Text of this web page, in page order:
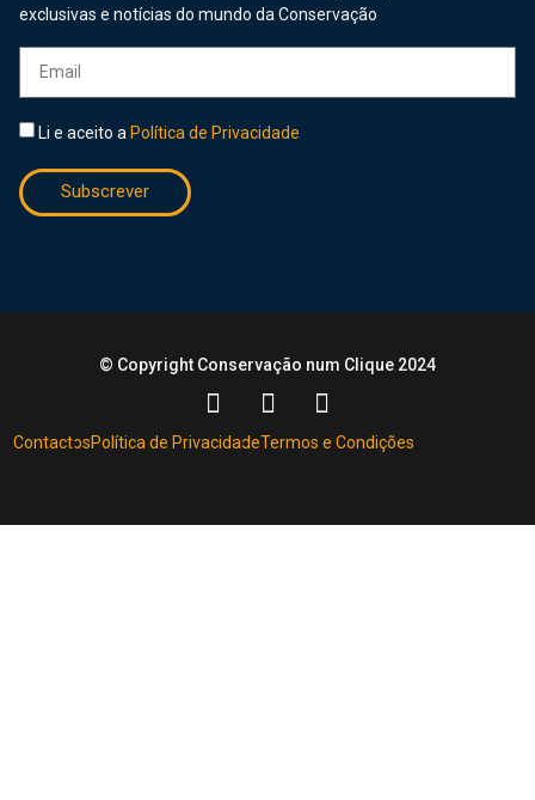
exclusivas e notícias do mundo da Conservação
Li e aceito a Política de Privacidade
Subscrever
© Copyright Conservação num Clique 2024
ContactosPolítica de PrivacidadeTermos e Condições